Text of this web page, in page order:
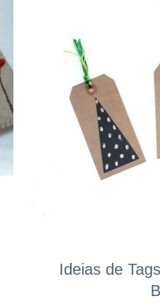
Ideias de